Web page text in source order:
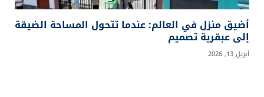
أضيق منزل في العالم: عندما تتحول المساحة الضيقة
إلى عبقرية تصميم
أبريل 13, 2026